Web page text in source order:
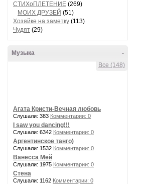
СТИХоПЛЕТЕНИЕ (269)
МОИХ ДРУЗЕЙ (51)
Хозяйке на заметку (113)
Чудят (29)
-
Музыка
Все (148)
Агата Кристи-Вечная любовь
Слушали: 383 Комментарии: 0
I saw you dancing!!!
Слушали: 6342 Комментарии: 0
Аргентинское танго)
Слушали: 1532 Комментарии: 0
Ванесса Мей
Слушали: 1975 Комментарии: 0
Стена
Слушали: 1162 Комментарии: 0